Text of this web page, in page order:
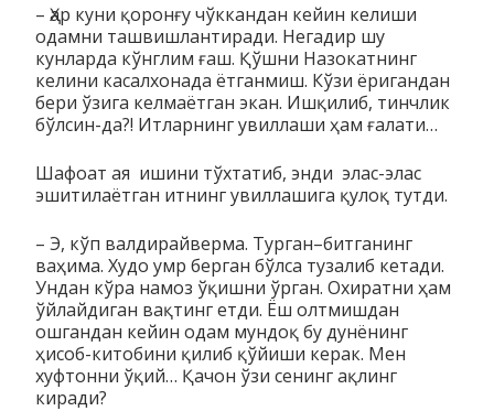
– Ҳар куни қоронғу чўккандан кейин келиши
одамни таш­виш­лантиради. Негадир шу
кунларда кўнглим ғаш. Қўшни На­зо­катнинг
келини касалхонада ётганмиш. Кўзи ёригандан
бери ўзига келмаётган экан. Ишқилиб, тинчлик
бўлсин-да?! Ит­лар­нинг увиллаши ҳам ғалати…
Шафоат ая ишини тўхтатиб, энди элас-элас
эшитилаётган ит­нинг увиллашига қулоқ тутди.
– Э, кўп валдирайверма. Турган–битганинг
ваҳима. Худо умр берган бўлса тузалиб кетади.
Ундан кўра намоз ўқишни ўр­ган. Охиратни ҳам
ўйлайдиган вақтинг етди. Ёш олтмиш­дан
ошгандан кейин одам мундоқ бу дунёнинг
ҳисоб-китобини қилиб қўйиши керак. Мен
хуфтонни ўқий… Қачон ўзи сенинг ақ­­линг
киради?